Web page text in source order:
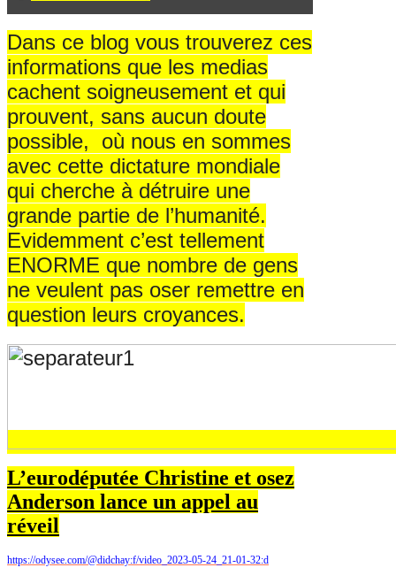
Dans ce blog vous trouverez ces
informations que les medias
cachent soigneusement et qui
prouvent, sans aucun doute
possible,
où nous en sommes
avec cette dictature mondiale
qui cherche à détruire une
grande partie de l’humanité.
Evidemment c’est tellement
ENORME que nombre de gens
ne veulent pas oser remettre en
question leurs croyances.
L’eurodéputée Christine et osez
Anderson lance un appel au
réveil
https://odysee.com/@didchay:f/video_2023-05-24_21-01-32:d